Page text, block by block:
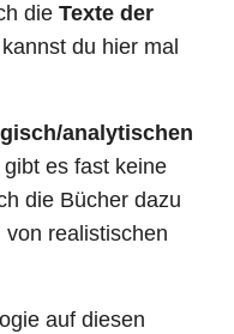
die Texte der
kannst du hier mal
analytischen
es fast keine
die Bücher dazu
realistischen
auf diesen